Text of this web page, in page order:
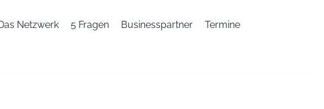
Netzwerk 5 Fragen Businesspartner Termine